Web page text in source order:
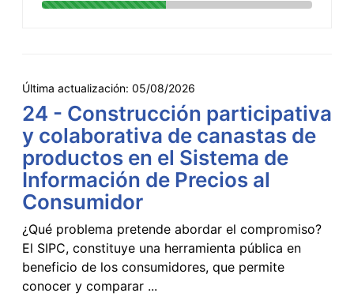
Última actualización: 05/08/2026
24 - Construcción participativa
y colaborativa de canastas de
productos en el Sistema de
Información de Precios al
Consumidor
¿Qué problema pretende abordar el compromiso?
El SIPC, constituye una herramienta pública en
beneficio de los consumidores, que permite
conocer y comparar ...